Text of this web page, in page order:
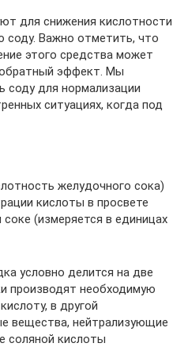
для снижения кислотности
Важно отметить, что
этого средства может
эффект. Мы
соду для нормализации
ситуациях, когда под
желудочного сока)
кислоты в просвете
(измеряется в единицах
условно делится на две
производят необходимую
в другой
вещества, нейтрализующие
соляной кислоты